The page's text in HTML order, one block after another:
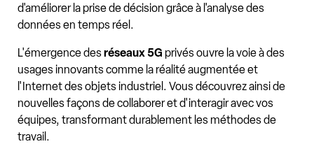
d'améliorer la prise de décision grâce à l'analyse des
données en temps réel.
L'émergence desréseaux 5G privés ouvre la voie à des
usages innovants comme la réalité augmentée et
l'Internet des objets industriel. Vous découvrez ainsi de
nouvelles façons de collaborer et d'interagir avec vos
équipes, transformant durablement les méthodes de
travail.